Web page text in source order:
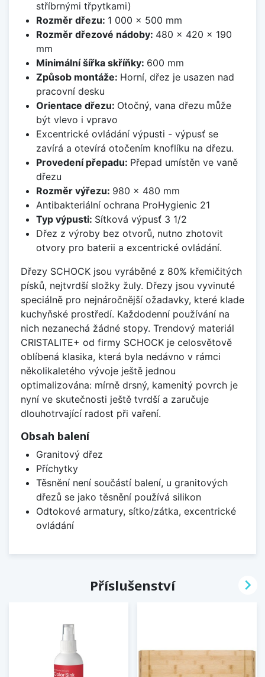
stříbrnými třpytkami)
Rozměr dřezu: 1 000 x 500 mm
Rozměr dřezové nádoby: 480 x 420 x 190
mm
Minimální šířka skříňky: 600 mm
Způsob montáže: Horní, dřez je usazen nad
pracovní desku
Orientace dřezu: Otočný, vana dřezu může
být vlevo i vpravo
Excentrické ovládání výpusti - výpusť se
zavírá a otevírá otočením knoflíku na dřezu.
Provedení přepadu: Přepad umístěn ve vaně
dřezu
Rozměr výřezu: 980 x 480 mm
Antibakteriální ochrana ProHygienic 21
Typ výpusti: Sítková výpusť 3 1/2
Dřez z výroby bez otvorů, nutno zhotovit
otvory pro baterii a excentrické ovládání.
Dřezy SCHOCK jsou vyráběné z 80% křemičitých
písků, nejtvrdší složky žuly. Dřezy jsou vyvinuté
speciálně pro nejnáročnější ožadavky, které klade
kuchyňské prostředí. Každodenní používání na
nich nezanechá žádné stopy. Trendový materiál
CRISTALITE+ od firmy SCHOCK je celosvětově
oblíbená klasika, která byla nedávno v rámci
několikaletého vývoje ještě jednou
optimalizována: mírně drsný, kamenitý povrch je
nyní ve skutečnosti ještě tvrdší a zaručuje
dlouhotrvající radost při vaření.
Obsah balení
Granitový dřez
Příchytky
Těsnění není součástí balení, u granitových
dřezů se jako těsnění používá silikon
Odtokové armatury, sítko/zátka, excentrické
ovládání
Příslušenství 